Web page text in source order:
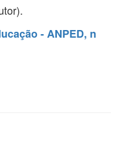
- ANPED, n